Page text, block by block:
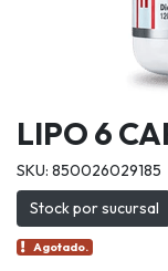
LIPO 6
SKU: 850026029185
Stock por sucursal
Agotado.